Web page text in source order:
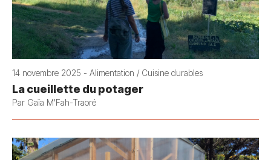
14 novembre 2025 - Alimentation / Cuisine durables
La cueillette du potager
Par Gaïa M'Fah-Traoré